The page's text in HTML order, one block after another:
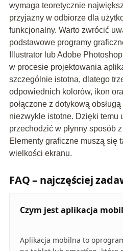
wymaga teoretycznie
przyjazny w odbiorze dla
funkcjonalny. Warto zwrócić
podstawowe programy
Illustrator lub Adobe
w procesie projektowania
szczególnie istotna, dlatego
odpowiednich kolorów, ikon
połączone z dotykową
niezwykle istotne. Dzięki temu
przechodzić w płynny sposób
Elementy graficzne muszą się
wielkości ekranu.
FAQ – najczęściej
Czym jest aplikacja
Aplikacja mobilna to